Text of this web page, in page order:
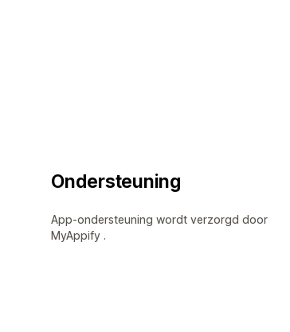
Ondersteuning
App-ondersteuning wordt verzorgd door
MyAppify .